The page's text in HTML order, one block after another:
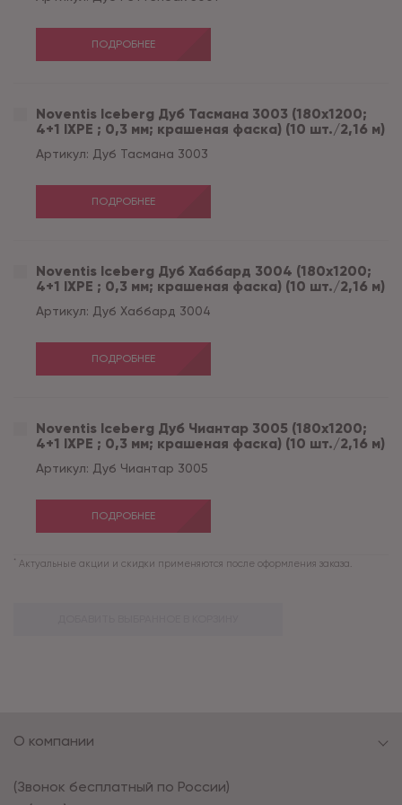
ПОДРОБНЕЕ
Noventis Iceberg Дуб Тасмана 3003 (180x1200;
4+1 IXPE ; 0,3 мм; крашеная фаска) (10 шт./2,16 м)
Артикул: Дуб Тасмана 3003
ПОДРОБНЕЕ
Noventis Iceberg Дуб Хаббард 3004 (180x1200;
4+1 IXPE ; 0,3 мм; крашеная фаска) (10 шт./2,16 м)
Артикул: Дуб Хаббард 3004
ПОДРОБНЕЕ
Noventis Iceberg Дуб Чиантар 3005 (180x1200;
4+1 IXPE ; 0,3 мм; крашеная фаска) (10 шт./2,16 м)
Артикул: Дуб Чиантар 3005
ПОДРОБНЕЕ
* Актуальные акции и скидки применяются после оформления заказа.
(Звонок бесплатный по России)
О компании